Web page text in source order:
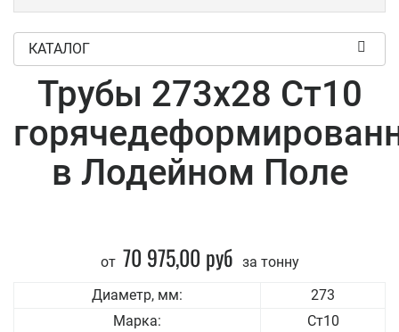
КАТАЛОГ
Трубы 273x28 Ст10
в Лодейном Поле
от 70 975,00 руб за тонну
Диаметр, мм:
273
Марка:
Ст10